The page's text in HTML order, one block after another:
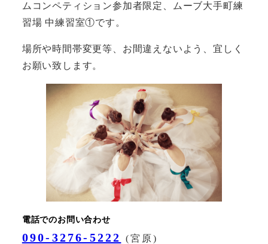
ムコンペティション参加者限定、ムーブ大手町練
習場 中練習室①です。
場所や時間帯変更等、お間違えないよう、宜しく
お願い致します。
電話でのお問い合わせ
090-3276-5222 (宮原)